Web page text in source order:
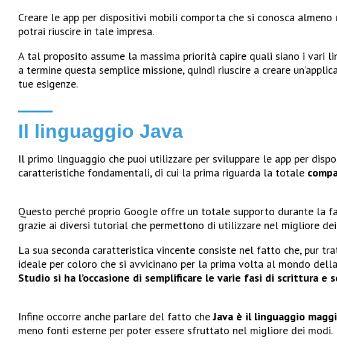
Creare le app per dispositivi mobili comporta che si conosca
potrai riuscire in tale impresa.
A tal proposito assume la massima priorità capire quali siano i vari
a termine questa semplice missione, quindi riuscire a creare
tue esigenze.
Il linguaggio Java
Il primo linguaggio che puoi utilizzare per sviluppare le app per
caratteristiche fondamentali, di cui la prima riguarda la totale
Questo perché proprio Google offre un totale supporto durante la
grazie ai diversi tutorial che permettono di utilizzare nel migliore
La sua seconda caratteristica vincente consiste nel fatto che, pur
ideale per coloro che si avvicinano per la prima volta al mondo
Studio si ha l’occasione di semplificare le varie fasi di scrittura e
Infine occorre anche parlare del fatto cheJava è il linguaggio
meno fonti esterne per poter essere sfruttato nel migliore dei modi.